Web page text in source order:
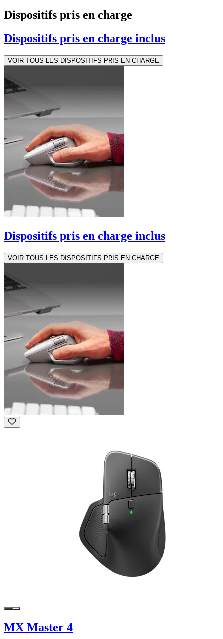
Dispositifs pris en charge
Dispositifs pris en charge inclus
VOIR TOUS LES DISPOSITIFS PRIS EN CHARGE
Dispositifs pris en charge inclus
VOIR TOUS LES DISPOSITIFS PRIS EN CHARGE
MX Master 4